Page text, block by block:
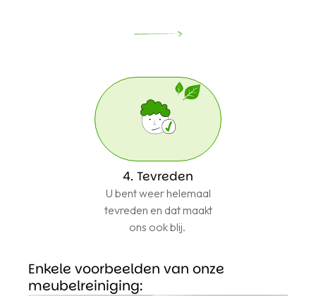
4. Tevreden
U bent weer helemaal
tevreden en dat maakt
ons ook blij.
Enkele voorbeelden van onze
meubelreiniging: